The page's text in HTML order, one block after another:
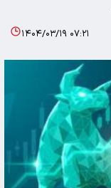
۱۴۰۴/۰۳/۱۹ ۰۷:۲۱